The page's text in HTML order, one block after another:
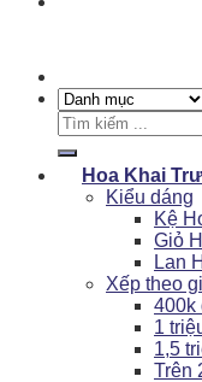
Tìm
kiếm:
Hoa Khai
Kiểu dáng
Kệ
Giỏ
Lan
Xếp theo
400k
1
1,5
Trên